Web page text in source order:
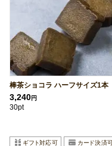
棒茶ショコラ ハーフサイズ1本
3,240円
30pt